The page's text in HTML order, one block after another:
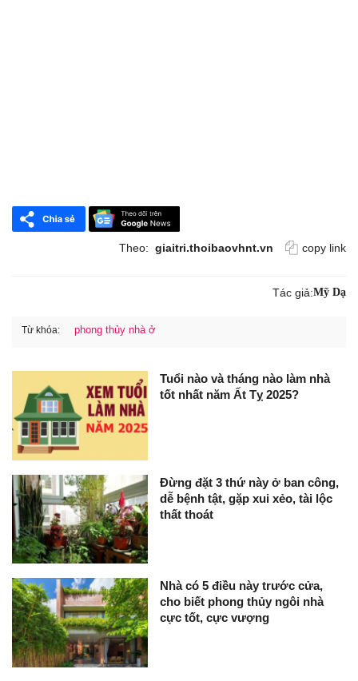
Theo: giaitri.thoibaovhnt.vn copy link
Tác giả:Mỹ Dạ
Từ khóa: phong thủy nhà ở
Tuổi nào và tháng nào làm nhà
tốt nhất năm Ất Tỵ 2025?
Đừng đặt 3 thứ này ở ban công,
dễ bệnh tật, gặp xui xẻo, tài lộc
thất thoát
Nhà có 5 điều này trước cửa,
cho biết phong thủy ngôi nhà
cực tốt, cực vượng